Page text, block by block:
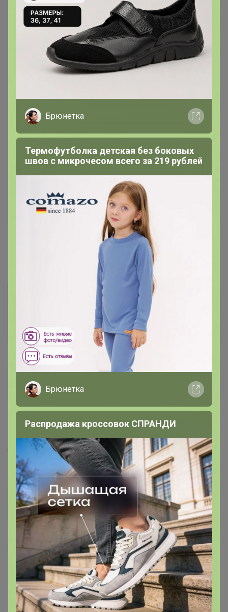
Альпака 45 см, фиолетовая
741р
Мягкая игрушка-
обнимашка- сплюшка
Альпака/ Лама 45 см,
розовая
Информация о заказах доступна
лишь членам клуба
scank
Виртуоз СП
25 мая, 2017 15:51
Добрый день, подскажите на ОГ -98 см размер L -
Женская майка Berrak 2129 - 2129 подойдет?
МЁД
Магистр
25 мая, 2017 21:45
scank
думаю вам нужен р L
Брюнетка
Термофутболка детская без боковых
швов с микрочесом всего за 219 рублей
Брюнетка
Распродажа кроссовок СПРАНДИ